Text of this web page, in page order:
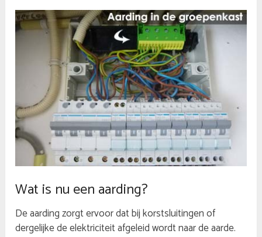
Wat is nu een aarding?
De aarding zorgt ervoor dat bij korstsluitingen of
dergelijke de elektriciteit afgeleid wordt naar de aarde.